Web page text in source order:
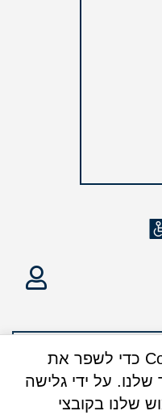
אנו משתמשים בקובצי Cookie כדי לשפר את
על ידי גלישה
שלנו בקובצי